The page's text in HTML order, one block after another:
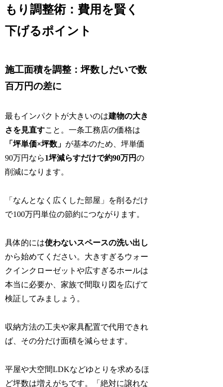
もり調整術：費用を賢く
下げるポイント
施工面積を調整：坪数しだいで数
百万円の差に
最もインパクトが大きいのは建物の大き
さを見直すこと。一条工務店の価格は
「坪単価×坪数」 が基本のため、坪単価
90万円なら1坪減らすだけで約90万円の
削減になります。
「なんとなく広くした部屋」を削るだけ
で100万円単位の節約につながります。
具体的には使わないスペースの洗い出し
から始めてください。大きすぎるウォー
クインクローゼットや広すぎるホールは
本当に必要か、家族で間取り図を広げて
検証してみましょう。
収納方法の工夫や家具配置で代用できれ
ば、その分だけ面積を減らせます。
平屋や大空間LDKなどゆとりを求めるほ
ど坪数は増えがちです。「絶対に譲れな